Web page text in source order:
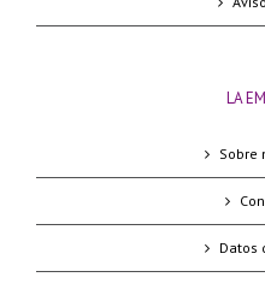
LA
Sobre
Datos